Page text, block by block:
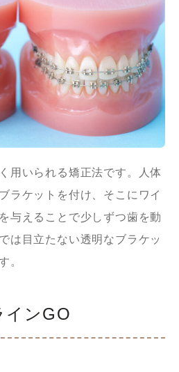
用いられる矯正法です。人体
ラケットを付け、そこにワイ
与えることで少しずつ歯を動
は目立たない透明なブラケッ
。
インGO